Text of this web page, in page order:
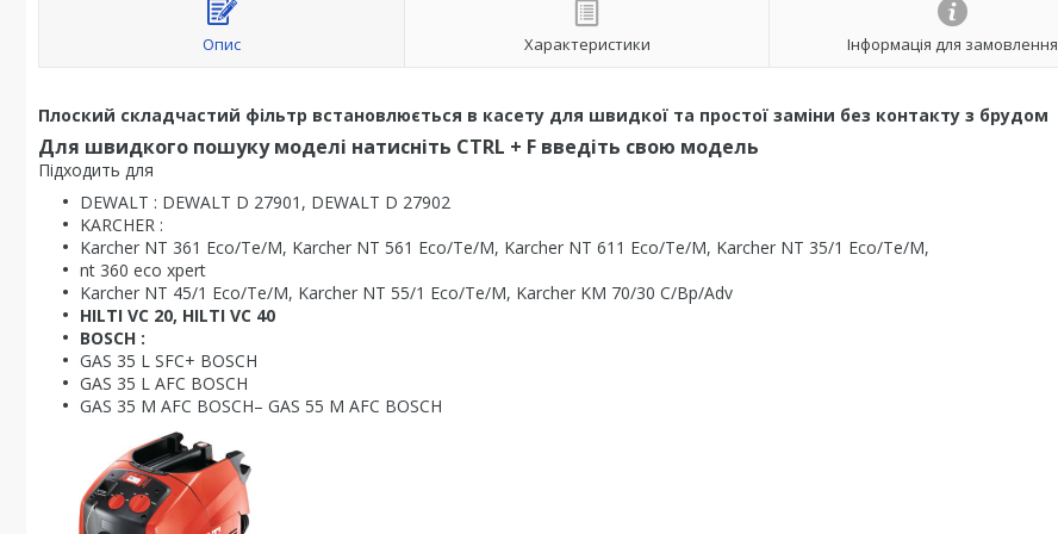
Опис Характеристики Інформація для замовлення
Плоский складчастий фільтр встановлюється в касету для швидкої та простої заміни без контакту з брудом
Для швидкого пошуку моделі натисніть CTRL + F введіть свою модель
Підходить для
DEWALT : DEWALT D 27901, DEWALT D 27902
KARCHER :
Karcher NT 361 Eco/Te/M, Karcher NT 561 Eco/Te/M, Karcher NT 611 Eco/Te/M, Karcher NT 35/1 Eco/Te/M,
nt 360 eco xpert
Karcher NT 45/1 Eco/Te/M, Karcher NT 55/1 Eco/Te/M, Karcher KM 70/30 C/Bp/Adv
HILTI VC 20, HILTI VC 40
BOSCH :
GAS 35 L SFC+ BOSCH
GAS 35 L AFC BOSCH
GAS 35 M AFC BOSCH– GAS 55 M AFC BOSCH